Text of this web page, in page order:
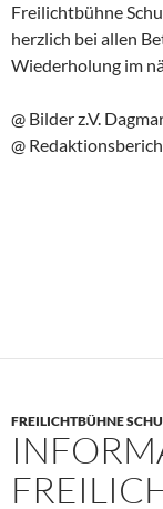
Freilichtbühne
herzlich bei allen
Wiederholung im
@ Bilder z.V.
@
FREILICHTBÜHNE